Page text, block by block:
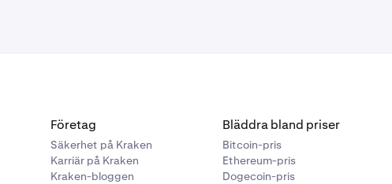
Företag
Säkerhet på Kraken
Karriär på Kraken
Kraken-bloggen
Bläddra bland priser
Bitcoin-pris
Ethereum-pris
Dogecoin-pris